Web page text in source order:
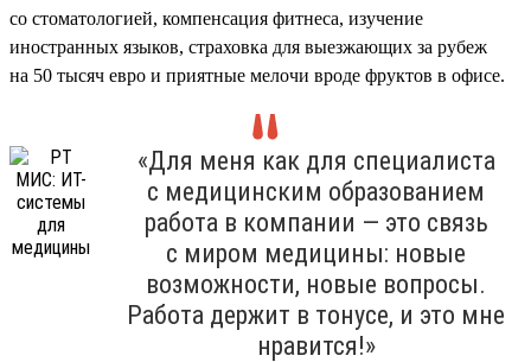
со стоматологией, компенсация фитнеса, изучение
иностранных языков, страховка для выезжающих за рубеж
на 50 тысяч евро и приятные мелочи вроде фруктов в офисе.
«Для меня как для специалиста
с медицинским образованием
работа в компании — это связь
с миром медицины: новые
возможности, новые вопросы.
Работа держит в тонусе, и это мне
нравится!»